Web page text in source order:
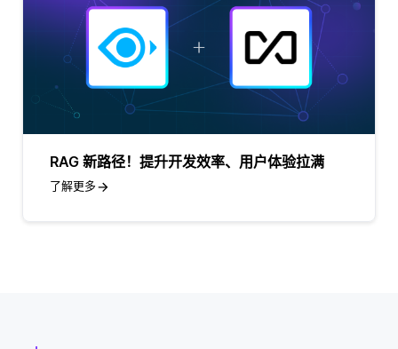
RAG 新路径！提升开发效率、用户体验拉满
了解更多